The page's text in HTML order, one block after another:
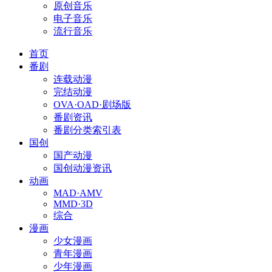
原创音乐
电子音乐
流行音乐
首页
番剧
连载动漫
完结动漫
OVA·OAD·剧场版
番剧资讯
番剧分类索引表
国创
国产动漫
国创动漫资讯
动画
MAD·AMV
MMD·3D
综合
漫画
少女漫画
青年漫画
少年漫画